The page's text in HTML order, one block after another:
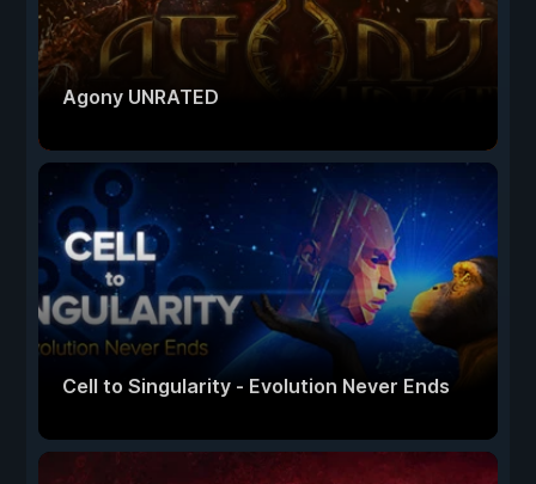
Agony UNRATED
Cell to Singularity - Evolution Never Ends